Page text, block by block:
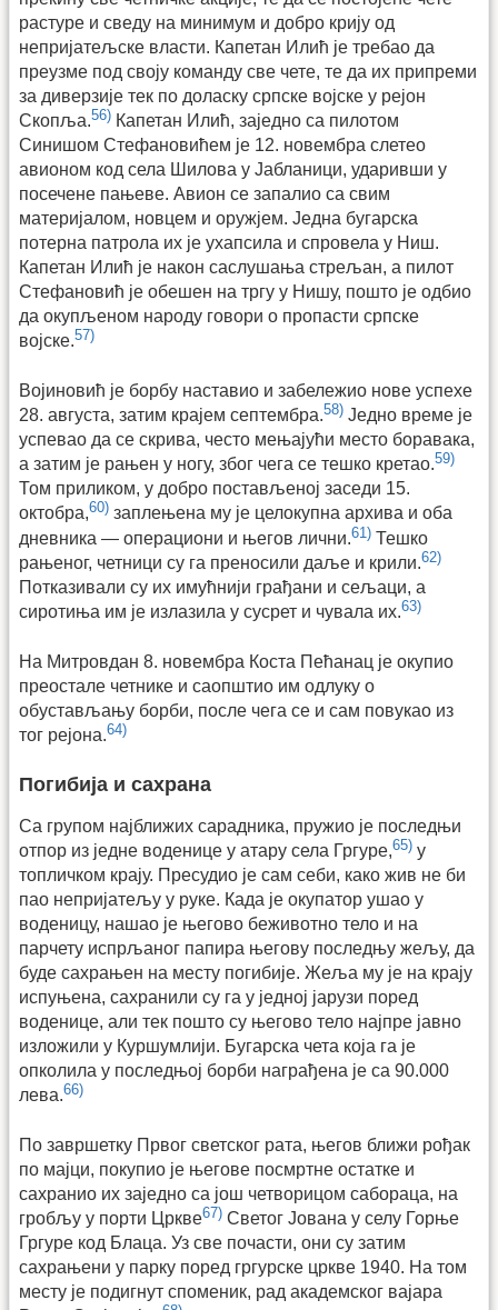
растуре и сведу на минимум и добро крију од
непријатељске власти. Капетан Илић је требао да
преузме под своју команду све чете, те да их припреми
за диверзије тек по доласку српске војске у рејон
Скопља.56) Капетан Илић, заједно са пилотом
Синишом Стефановићем је 12. новембра слетео
авионом код села Шилова у Јабланици, ударивши у
посечене пањеве. Авион се запалио са свим
материјалом, новцем и оружјем. Једна бугарска
потерна патрола их је ухапсила и спровела у Ниш.
Капетан Илић је након саслушања стрељан, а пилот
Стефановић је обешен на тргу у Нишу, пошто је одбио
да окупљеном народу говори о пропасти српске
војске.57)
Војиновић је борбу наставио и забележио нове успехе
28. августа, затим крајем септембра.58) Једно време је
успевао да се скрива, често мењајући место боравака,
а затим је рањен у ногу, због чега се тешко кретао.59)
Том приликом, у добро постављеној заседи 15.
октобра,60) заплењена му је целокупна архива и оба
дневника — операциони и његов лични.61) Тешко
рањеног, четници су га преносили даље и крили.62)
Потказивали су их имућнији грађани и сељаци, а
сиротиња им је излазила у сусрет и чувала их.63)
На Митровдан 8. новембра Коста Пећанац је окупио
преостале четнике и саопштио им одлуку о
обустављању борби, после чега се и сам повукао из
тог рејона.64)
Погибија и сахрана
Са групом најближих сарадника, пружио је последњи
отпор из једне воденице у атару села Гргуре,65) у
топличком крају. Пресудио је сам себи, како жив не би
пао непријатељу у руке. Када је окупатор ушао у
воденицу, нашао је његово беживотно тело и на
парчету испрљаног папира његову последњу жељу, да
буде сахрањен на месту погибије. Жеља му је на крају
испуњена, сахранили су га у једној јарузи поред
воденице, али тек пошто су његово тело најпре јавно
изложили у Куршумлији. Бугарска чета која га је
опколила у последњој борби награђена је са 90.000
лева.66)
По завршетку Првог светског рата, његов ближи рођак
по мајци, покупио је његове посмртне остатке и
сахранио их заједно са још четворицом сабораца, на
гробљу у порти Цркве67) Светог Јована у селу Горње
Гргуре код Блаца. Уз све почасти, они су затим
сахрањени у парку поред гргурске цркве 1940. На том
месту је подигнут споменик, рад академског вајара